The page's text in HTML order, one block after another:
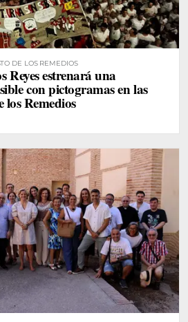
DE LOS REMEDIOS
Reyes estrenará una
con pictogramas en las
los Remedios